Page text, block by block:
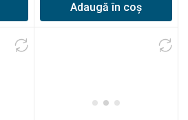
Adaugă în coș